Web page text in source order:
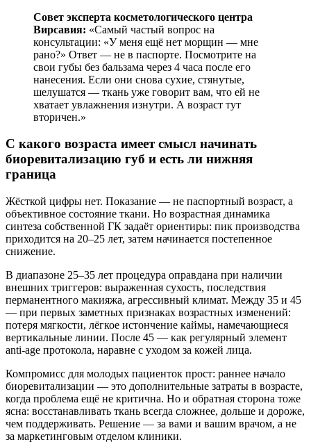
Совет эксперта косметологического центра
Вирсавия: «Самый частый вопрос на
консультации: «У меня ещё нет морщин — мне
рано?» Ответ — не в паспорте. Посмотрите на
свои губы без бальзама через 4 часа после его
нанесения. Если они снова сухие, стянутые,
шелушатся — ткань уже говорит вам, что ей не
хватает увлажнения изнутри. А возраст тут
вторичен.»
С какого возраста имеет смысл начинать
биоревитализацию губ и есть ли нижняя
граница
Жёсткой цифры нет. Показание — не паспортный возраст, а
объективное состояние ткани. Но возрастная динамика
синтеза собственной ГК задаёт ориентиры: пик производства
приходится на 20–25 лет, затем начинается постепенное
снижение.
В диапазоне 25–35 лет процедура оправдана при наличии
внешних триггеров: выраженная сухость, последствия
перманентного макияжа, агрессивный климат. Между 35 и 45
— при первых заметных признаках возрастных изменений:
потеря мягкости, лёгкое истончение каймы, намечающиеся
вертикальные линии. После 45 — как регулярный элемент
anti-age протокола, наравне с уходом за кожей лица.
Компромисс для молодых пациенток прост: раннее начало
биоревитализации — это дополнительные затраты в возрасте,
когда проблема ещё не критична. Но и обратная сторона тоже
ясна: восстанавливать ткань всегда сложнее, дольше и дороже,
чем поддерживать. Решение — за вами и вашим врачом, а не
за маркетинговым отделом клиники.